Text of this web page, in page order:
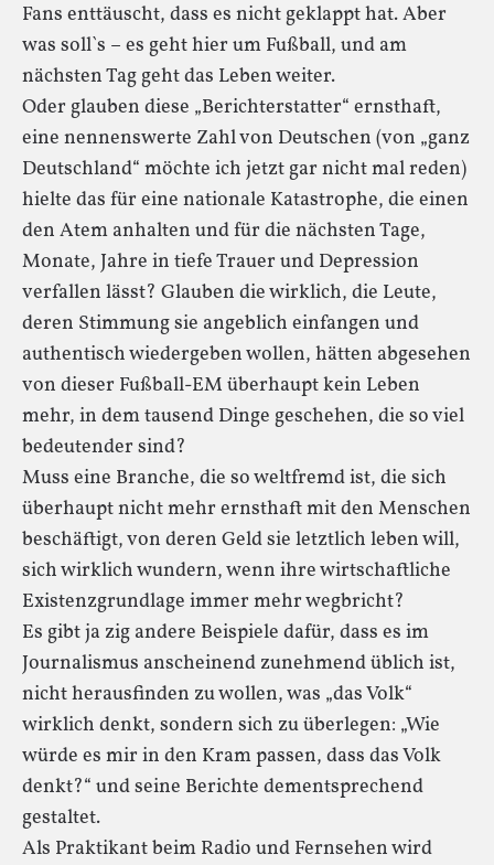
Fans enttäuscht, dass es nicht geklappt hat. Aber
was soll`s – es geht hier um Fußball, und am
nächsten Tag geht das Leben weiter.
Oder glauben diese „Berichterstatter“ ernsthaft,
eine nennenswerte Zahl von Deutschen (von „ganz
Deutschland“ möchte ich jetzt gar nicht mal reden)
hielte das für eine nationale Katastrophe, die einen
den Atem anhalten und für die nächsten Tage,
Monate, Jahre in tiefe Trauer und Depression
verfallen lässt? Glauben die wirklich, die Leute,
deren Stimmung sie angeblich einfangen und
authentisch wiedergeben wollen, hätten abgesehen
von dieser Fußball-EM überhaupt kein Leben
mehr, in dem tausend Dinge geschehen, die so viel
bedeutender sind?
Muss eine Branche, die so weltfremd ist, die sich
überhaupt nicht mehr ernsthaft mit den Menschen
beschäftigt, von deren Geld sie letztlich leben will,
sich wirklich wundern, wenn ihre wirtschaftliche
Existenzgrundlage immer mehr wegbricht?
Es gibt ja zig andere Beispiele dafür, dass es im
Journalismus anscheinend zunehmend üblich ist,
nicht herausfinden zu wollen, was „das Volk“
wirklich denkt, sondern sich zu überlegen: „Wie
würde es mir in den Kram passen, dass das Volk
denkt?“ und seine Berichte dementsprechend
gestaltet.
Als Praktikant beim Radio und Fernsehen wird